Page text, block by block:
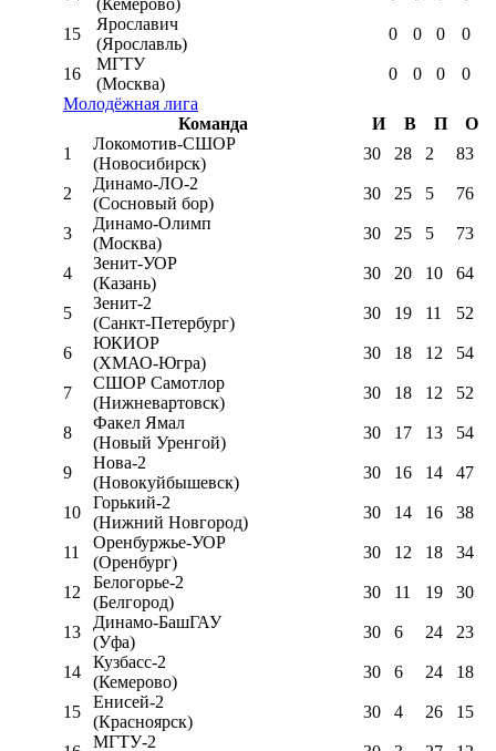
(Кемерово)
15
Ярославич
(Ярославль)
0 0 0 0
16
МГТУ
(Москва)
0 0 0
0
Молодёжная лига
Команда
И В П
О
1
Локомотив-CШОР
(Новосибирск)
30 28 2 83
2
Динамо-ЛО-2
(Сосновый бор)
30 25 5 76
3
Динамо-Олимп
(Москва)
30 25 5 73
4
Зенит-УОР
(Казань)
30 20 10 64
5
Зенит-2
(Санкт-Петербург)
30 19 11 52
6
ЮКИОР
(ХМАО-Югра)
30 18 12 54
7
СШОР Самотлор
(Нижневартовск)
30 18 12 52
8
Факел Ямал
(Новый Уренгой)
30 17 13 54
9
Нова-2
(Новокуйбышевск)
30 16 14 47
10
Горький-2
(Нижний Новгород)
30 14 16 38
11
Оренбуржье-УОР
(Оренбург)
30 12 18 34
12
Белогорье-2
(Белгород)
30 11 19 30
13
Динамо-БашГАУ
(Уфа)
30 6 24 23
14
Кузбасс-2
(Кемерово)
30 6 24 18
15
Енисей-2
(Красноярск)
30 4 26 15
МГТУ-2